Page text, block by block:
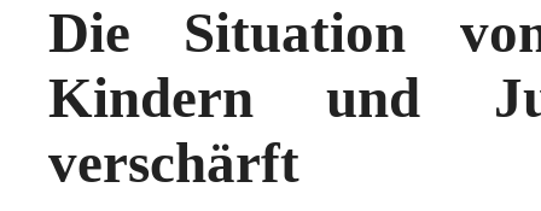
Die Situation
Kindern und
verschärft